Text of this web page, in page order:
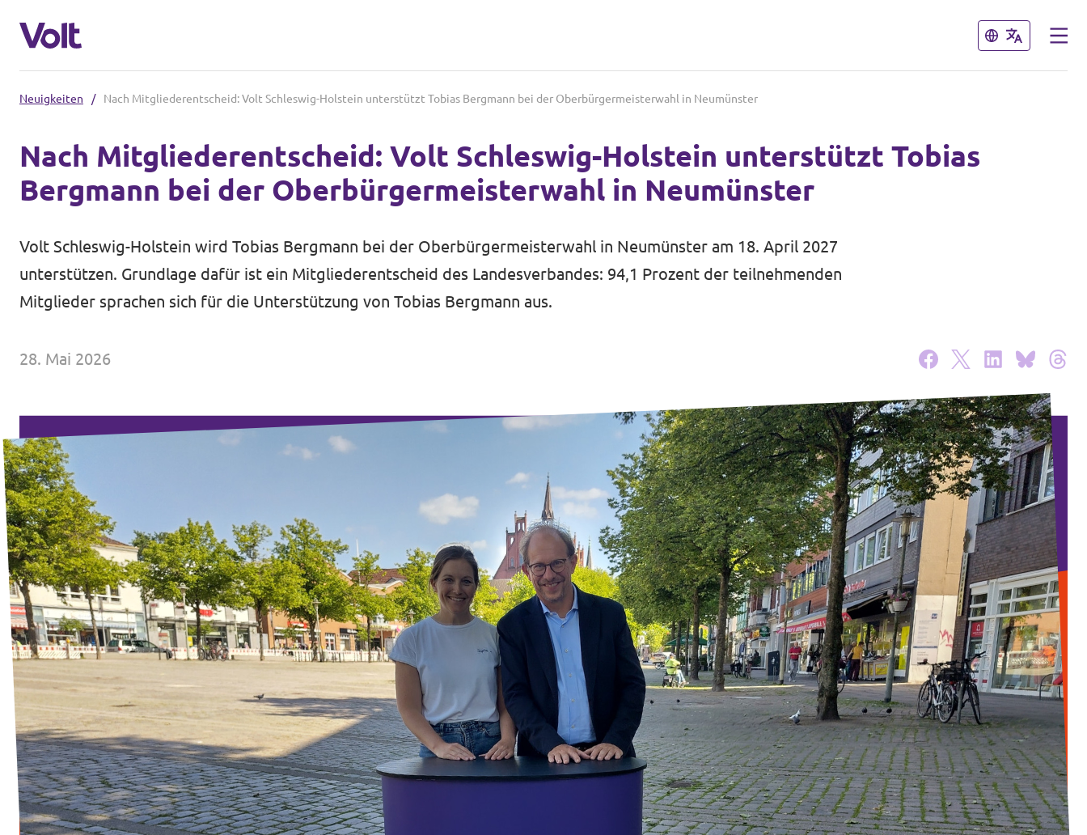
Schließen
Volt Schleswig Holstein Startseite
Lokale Teams
Volt in Deutschland
Website
Schließen
Programm
Über Volt
Menschen
Mache bei Volt mit!
Deine Spende für Volt
Jobs bei Volt Deutschland
Volt vor Ort
Transparenz
Datenschutz
Impressum
Neuigkeiten / Nach Mitgliederentscheid: Volt Schleswig-Holstein unterstützt Tobias Bergmann bei der Oberbürgermeisterwahl in Neumünster
Nach Mitgliederentscheid: Volt Schleswig-Holstein unterstützt Tobias
Bergmann bei der Oberbürgermeisterwahl in Neumünster
Volt Schleswig-Holstein wird Tobias Bergmann bei der Oberbürgermeisterwahl in Neumünster am 18. April 2027
unterstützen. Grundlage dafür ist ein Mitgliederentscheid des Landesverbandes: 94,1 Prozent der teilnehmenden
Mitglieder sprachen sich für die Unterstützung von Tobias Bergmann aus.
28. Mai 2026